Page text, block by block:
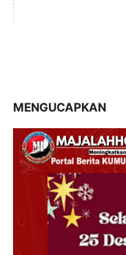
MENGUCAPKAN